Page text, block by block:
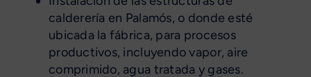
calderería en Palamós, o donde esté
ubicada la fábrica, para procesos
productivos, incluyendo vapor, aire
comprimido, agua tratada y gases.